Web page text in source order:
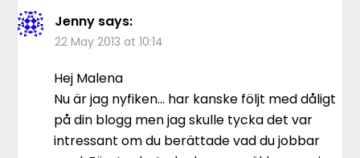
Jenny says:
22 May 2013 at 10:14
Hej Malena
Nu är jag nyfiken… har kanske följt med dåligt
på din blogg men jag skulle tycka det var
intressant om du berättade vad du jobbar